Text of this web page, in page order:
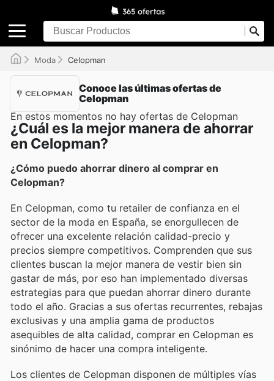
Moda Celopman
Conoce las últimas ofertas de
Celopman
En estos momentos no hay ofertas de Celopman
¿Cuál es la mejor manera de ahorrar
en Celopman?
¿Cómo puedo ahorrar dinero al comprar en
Celopman?
En Celopman, como tu retailer de confianza en el
sector de la moda en España, se enorgullecen de
ofrecer una excelente relación calidad-precio y
precios siempre competitivos. Comprenden que sus
clientes buscan la mejor manera de vestir bien sin
gastar de más, por eso han implementado diversas
estrategias para que puedan ahorrar dinero durante
todo el año. Gracias a sus ofertas recurrentes, rebajas
exclusivas y una amplia gama de productos
asequibles de alta calidad, comprar en Celopman es
sinónimo de hacer una compra inteligente.
Los clientes de Celopman disponen de múltiples vías